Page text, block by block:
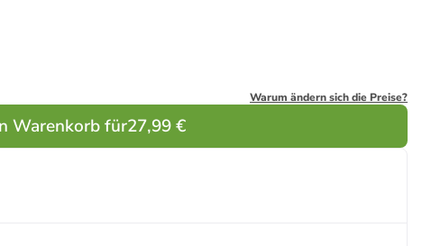
Warum ändern sich die Preise?
Warenkorb für27,99 €